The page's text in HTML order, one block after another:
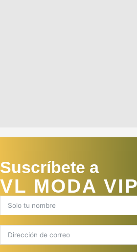
Suscríbete a
VL MODA